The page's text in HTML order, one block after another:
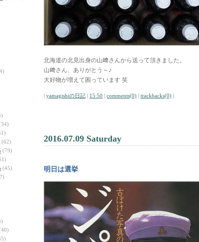
(62)
(79)
(45)
北海道の北見出身の山﨑さんから送って頂きました。
山﨑さん、ありがとう～♪
大好物が増えて困っています 笑
| yamagishiの日記 | 15:50 | comments(0) | trackbacks(0) |
2016.07.09 Saturday
明日は選挙